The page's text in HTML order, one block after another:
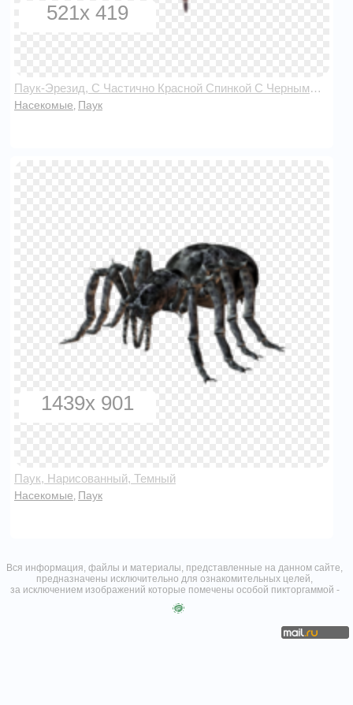
521x 419
Паук-Эрезид, С Частично Красной Спинкой С Черными Точками, Вид Сверху
Насекомые Паук
1439x 901
Паук, Нарисованный, Темный
Насекомые Паук
Вся информация, файлы и материалы, представленные на данном сайте,
предназначены исключительно для ознакомительных целей,
за исключением изображений которые помечены особой пикторгаммой -